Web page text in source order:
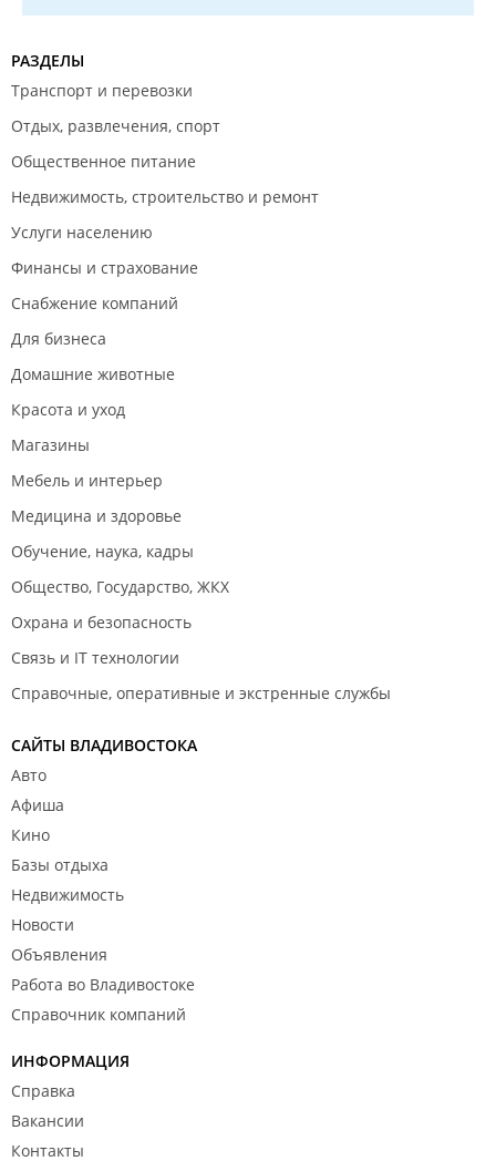
РАЗДЕЛЫ
Транспорт и перевозки
Отдых, развлечения, спорт
Общественное питание
Недвижимость, строительство и ремонт
Услуги населению
Финансы и страхование
Снабжение компаний
Для бизнеса
Домашние животные
Красота и уход
Магазины
Мебель и интерьер
Медицина и здоровье
Обучение, наука, кадры
Общество, Государство, ЖКХ
Охрана и безопасность
Связь и IT технологии
Справочные, оперативные и экстренные службы
САЙТЫ ВЛАДИВОСТОКА
Авто
Афиша
Кино
Базы отдыха
Недвижимость
Новости
Объявления
Работа во Владивостоке
Справочник компаний
ИНФОРМАЦИЯ
Справка
Вакансии
Контакты